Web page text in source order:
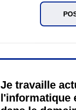
Je travaille
l'informatique